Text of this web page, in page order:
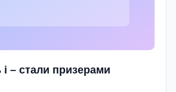
– стали призерами